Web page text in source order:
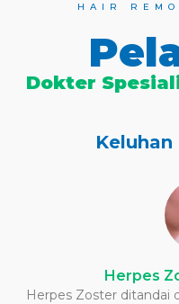
HAIR
Dokter
Herpes
Herpes Zoster ditandai